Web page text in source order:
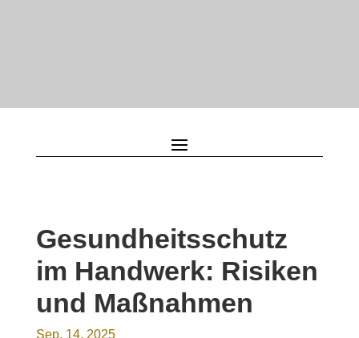
Gesundheitsschutz
im Handwerk: Risiken
und Maßnahmen
Sep. 14, 2025